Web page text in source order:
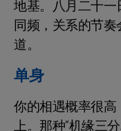
地基。八月二十
同频，关系的节
道。
单身
你的相遇概率很
上。那种“机缘三